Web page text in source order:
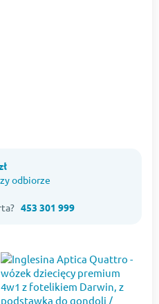
odbiorze
453 301 999